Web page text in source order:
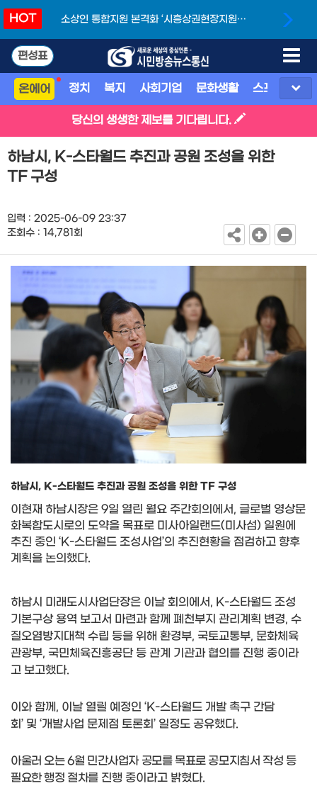
HOT
소상인 통합지원 본격화 ‘시흥상권현장지원단’
편성표
온에어 정치 복지 사회기업 문화생활 스포츠 지
당신의 생생한 제보를 기다립니다.
하남시, K-스타월드 추진과 공원 조성을 위한
TF 구성
입력 : 2025-06-09 23:37
조회수 : 14,781회
하남시, K-스타월드 추진과 공원 조성을 위한 TF 구성
이현재 하남시장은 9일 열린 월요 주간회의에서, 글로벌 영상문
화복합도시로의 도약을 목표로 미사아일랜드(미사섬) 일원에
추진 중인 ‘K-스타월드 조성사업’의 추진현황을 점검하고 향후
계획을 논의했다.
하남시 미래도시사업단장은 이날 회의에서, K-스타월드 조성
기본구상 용역 보고서 마련과 함께 폐천부지 관리계획 변경, 수
질오염방지대책 수립 등을 위해 환경부, 국토교통부, 문화체육
관광부, 국민체육진흥공단 등 관계 기관과 협의를 진행 중이라
고 보고했다.
이와 함께 , 이날 열릴 예정인 ‘K-스타월드 개발 촉구 간담
회 ’ 및 ‘개발사업 문제점 토론회 ’ 일정도 공유했다.
아울러 오는6월 민간사업자 공모를 목표로 공모지침서 작성 등
필요한 행정 절차를 진행 중이라고 밝혔다.